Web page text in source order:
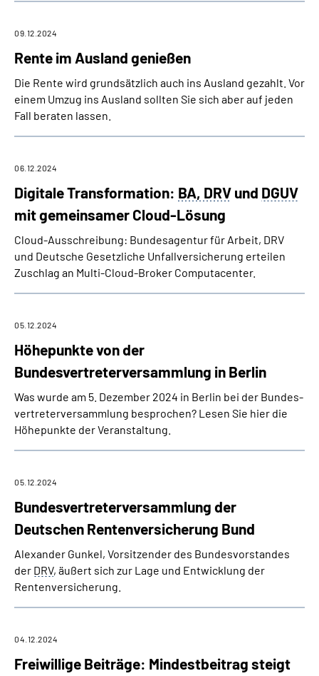
Rente im Ausland genießen
09.12.2024
Die Rente wird grundsätzlich auch ins Ausland gezahlt. Vor
einem Umzug ins Ausland sollten Sie sich aber auf jeden
Fall beraten lassen.
Digitale Transformation: BA, DRV und DGUV
mit gemeinsamer Cloud-Lösung
06.12.2024
Cloud-Ausschreibung: Bundesagentur für Arbeit, DRV
und Deutsche Gesetzliche Unfall­versicherung erteilen
Zuschlag an Multi-Cloud-Broker Computacenter.
Höhepunkte von der
Bundesvertreterversammlung in Berlin
05.12.2024
Was wurde am 5. Dezember 2024 in Berlin bei der Bundes­
vertreter­versammlung besprochen? Lesen Sie hier die
Höhepunkte der Veranstaltung.
Bundesvertreterversammlung der
Deutschen Rentenversicherung Bund
05.12.2024
Alexander Gunkel, Vorsitzender des Bundes­vorstandes
der DRV, äußert sich zur Lage und Entwicklung der
Rentenversicherung.
Freiwillige Beiträge: Mindestbeitrag steigt
04.12.2024